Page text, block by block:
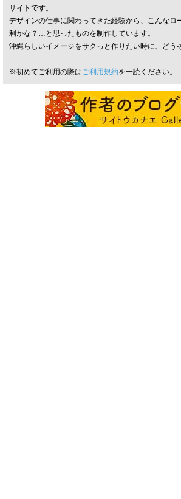
サイトです。
デザインの仕事に関わってきた経験から、こんなロ
利かな？…と思ったものを制作しています。
沖縄らしいイメージをサクっと作りたい時に、どう
※初めてご利用の際は ご利用規約を一読ください。